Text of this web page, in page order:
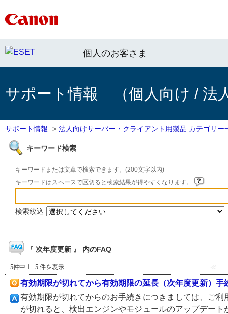
個人のお客さま
サポート情報 （個人向け / 法
サポート情報 > 法人向けサーバー・クライアント用製品 カテゴリー
キーワード検索
キーワードまたは文章で検索できます。(200文字以内)
キーワードはスペースで区切ると検索結果が得やすくなります。
検索絞込
『 次年度更新 』 内のFAQ
5件中 1 - 5 件を表示 ≪
有効期限が切れてから有効期限の延長（次年度更新）
有効期限が切れてからのお手続きにつきましては、ご
が切れると、検出エンジンやモジュールのアップデー